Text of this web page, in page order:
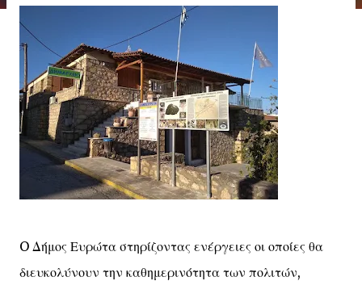
O Δήμος Ευρώτα στηρίζοντας ενέργειες οι οποίες θα
διευκολύνουν την καθημερινότητα των πολιτών,